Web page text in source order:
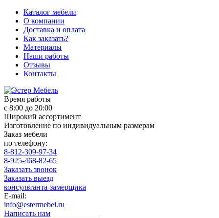
Каталог мебели
О компании
Доставка и оплата
Как заказать?
Материалы
Наши работы
Отзывы
Контакты
Время работы
с 8:00 до 20:00
Широкий ассортимент
Изготовление по индивидуальным размерам
Заказ мебели
по телефону:
8-812-309-97-34
8-925-468-82-65
Заказать звонок
Заказать выезд
консультанта-замерщика
E-mail:
info@estermebel.ru
Написать нам